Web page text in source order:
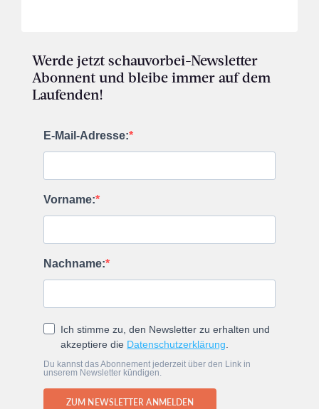
Werde jetzt schauvorbei-Newsletter
Abonnent und bleibe immer auf dem
Laufenden!
E-Mail-Adresse:
Vorname:
Nachname:
Ich stimme zu, den Newsletter zu erhalten und
akzeptiere die Datenschutzerklärung
Du kannst das Abonnement jederzeit über den Link in
unserem Newsletter kündigen.
ZUM NEWSLETTER ANMELDEN